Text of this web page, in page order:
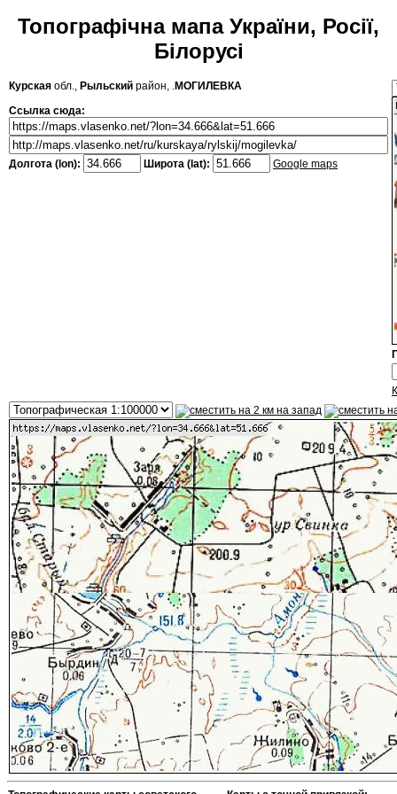
Топографічна мапа України, Росії,
Білорусі
Курская обл., Рыльский район, .МОГИЛЕВКА
Ссылка сюда:
Долгота (lon): Широта (lat): Google maps